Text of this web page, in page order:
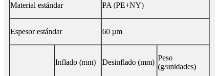
Material estándar PA (PE+NY)
Espesor estándar 60 µm
Inflado (mm) Desinflado (mm)
Peso
(g/unidades)